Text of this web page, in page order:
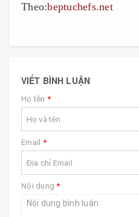
Theo:beptuchefs.net
VIẾT BÌNH LUẬN
Họ tên *
Email *
Nội dung*